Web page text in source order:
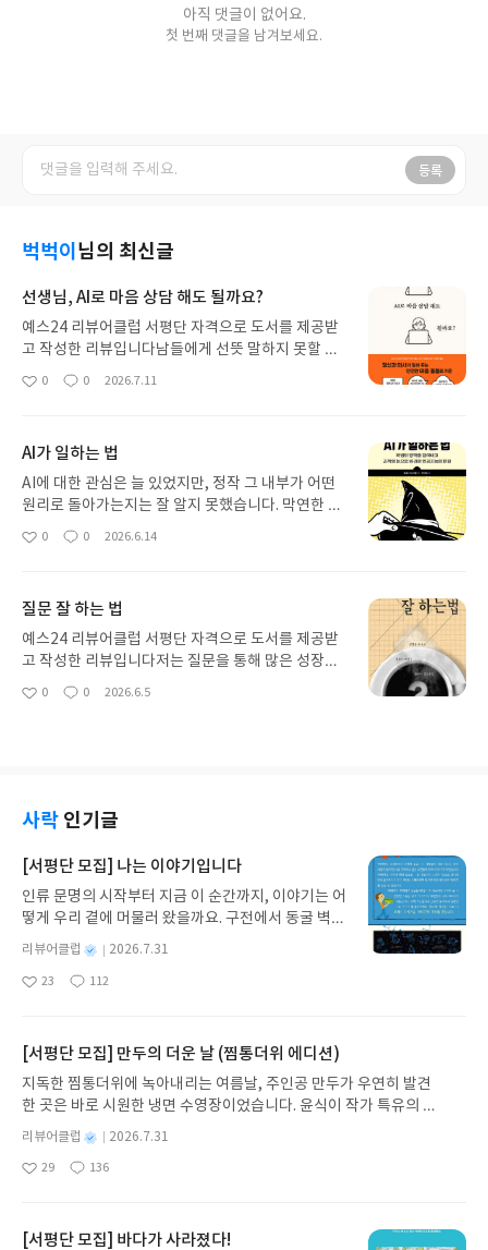
아직 댓글이 없어요.
첫 번째 댓글을 남겨보세요.
등록
벅벅이 님의 최신글
선생님, AI로 마음 상담 해도 될까요?
예스24 리뷰어클럽 서평단 자격으로 도서를 제공받
고 작성한 리뷰입니다남들에게 선뜻 말하지 못할 고
민들을 AI를 통해 상담받는 것이 익숙한 요즘입니다.
책은 시작과 동시에 등장인물을 소개하며, 선생님과
상담을 나누는 형태의 '말풍선' 포맷을 적극적으로
활용합니다. 덕분에 오롯이 텍스트로만 빽빽한 일반
읽힙니다.심리와 관련된 낯선 용어들이 다시 등장할
들이 언제든 앞장으로 돌아가 개념을 확인하고 올 수
있습니다. 덕분에 흐름을 놓치지 않고 끝까지 몰입해
읽을 수 있었습니다.반면 아쉬운 대목도 존재합니다.
개인 교사로 활용하는 법을 다룬 부분이 그렇습니다.
'개인 교사'로서의 활용법이 나오는 것은 다소 뜬금
없게 느껴졌습니다.그럼에도 불구하고 이 책의 진가
치료에 접근해야 하는지 알게 해준다는 점입니다. 병
명에 따라 처방이 다르듯, 내 마음의 상태에 맞는 접
근법을 제시합니다.시간이 부족한 독자라면 목차에
저 읽어 보아도 좋습니다. 가령, 마음을 차분하게 가
라앉히고 싶을 때 프롬프트에 구구절절 상황을 설명
할 수 있습니다. 여기에 부록으로 수록된 'AI 멘탈 케
후에도 언제든 꺼내 쓸 수 있습니다.이 책은 AI를 활
용해 안전하고 효과적으로 나만의 멘탈을 관리하고
싶은 이들에게 훌륭한 나침반이 되어줍니다. 마음이
며 일상에 적용할 수 있는 유용한 가이드북으로 추천
좋
0
댓
0
작
2026.7.11
AI가 일하는 법
AI에 대한 관심은 늘 있었지만, 정작 그 내부가 어떤
원리로 돌아가는지는 잘 알지 못했습니다. 막연한 두
려움과 호기심이 공존하는 중 《AI가 일하는 법》 책
기를 주었습니다. "비전문가의 눈높이에 맞춰 복잡한
수학은 배제하고 이해하기 쉬운 사례를 통해 설명하
겠다"는 옮긴이의 다짐과, "까다로운 수학을 파고들
명하는 것이 목표"라는 저자의 선언을 보고 이 책이
그렇다고 얕게 다루지도 않는 적절한 밸런스가 좋았
습니다. 덕분에 지금의 AI가 연산 속도의 향상과 알고
리즘의 혁신 그리고 방대한 데이터라는 3박자가 맞
물려 비약적으로 발전한 과학적 결실임을 명확히 이
해할 수 있었습니다. 또한, 본질을 흐릴 수 있는 복잡
한 지점에 이르면 "구구절절 설명하지 않겠다"며 과
감히 선을 긋고 흐름을 유지하려는 모습도 인상적이
단어들을 책 내부에서 바로 이해할 수 있도록 도와주
히 "AI는 능숙한 코더이지만 훌륭한 프로그래머는 아
니다" 라는 문장과 "인공지능 모델에 욕망, 신념, 목
표가 없다는 점이 가장 큰 장점"이라는 구절에 크게
공감하였습니다. 결국 전체 맥락을 짚고 비전을 제시
하는 영역은 여전히 인간의 몫이라는 뜻이기 때문입
니다.물론 아쉬운 점도 존재합니다. 저자가 아무리 수
좋
0
댓
0
작
2026.6.14
질문 잘 하는 법
예스24 리뷰어클럽 서평단 자격으로 도서를 제공받
고 작성한 리뷰입니다저는 질문을 통해 많은 성장을
이루었고, 질문을 통해 동료들이 성장할 수 있도록 도
로 구성되어 있습니다. 1부에서는 좋은 질문의 이해
위한 10가지 공식을 소개하며, 3부에서는 실사례를
통해 실전에 어떻게 적용하는지 설명합니다. 저에게
는 3부가 가장 인상 깊었는데, 특히 '나를 성장시키는
질문' 부분이 좋았습니다. 그동안 저는 '타인에게 어
떻게 하면 질문을 잘할 수 있을까'에 대해서만 고민해
했기 때문입니다.육아를 하게 되면서 체력적으로나
을 위로하고 다독이는 시간을 가져야겠다고 다짐하
는 계기가 되었습니다.다만 한 가지 아쉬운 점을 꼽자
면, 2부 '초격차 리더 되는 질문 공식'에서 제시된 예
있다는 점이었습니다. 누구에게나 보편적으로 통할
수 있는 일상적인 예시들이 조금 더 보강된다면 좀 더
화살표를 내 안으로도 돌려놓을 수 있게 해 준 고마운
좋
0
댓
0
작
2026.6.5
사락 인기글
[서평단 모집] 나는 이야기입니다
인류 문명의 시작부터 지금 이 순간까지, 이야기는 어
떻게 우리 곁에 머물러 왔을까요. 구전에서 동굴 벽화
와 점토판을 거쳐 종이와 책으로, 그리고 오늘날 수천
권의 인쇄본으로 이어지는 이야기의 여정을 따라가
는 그림책입니다. 때로는 즐거움을, 때로는 위로를,
가 지닌 본질적 가치와 이야기를 누리는 기쁨을 다시
노 글/유수현 역출판사소원나무 예스24 바로가기 닫
기모집인원 : 10명신청기간 : 2026.07.31 ~ 2026.0
8.04발표일자 : 2026.08.06리뷰 작성기한 : 도서/상
품 받고 2주 이내 ▶ 주소/연락처 업데이트 : 신청 전
확률이 올라갑니다!! ※ 신청 전, 꼭 확인해주세요!-
별
리뷰어클럽
성
2026.7.31
좋
23
댓
112
작
[서평단 모집] 만두의 더운 날 (찜통더위 에디션)
지독한 찜통더위에 녹아내리는 여름날, 주인공 만두가 우연히 발견
한 곳은 바로 시원한 냉면 수영장이었습니다. 윤식이 작가 특유의 유
머러스한 캐릭터와 밝은 색감으로 그려낸 이 국내 창작 그림책은 무
더위에 지친 독자들에게 상상만으로도 더위가 싹 가시는 통쾌한 탈출
구를 선사합니다. 소원나무 베스트셀러 시리즈의 세 번째 이야기로,
통더위 에디션)글쓴이윤식이 저출판사소원나무 예스24 바로가기 닫
별
리뷰어클럽
성
2026.7.31
좋
29
댓
136
작
[서평단 모집] 바다가 사라졌다!